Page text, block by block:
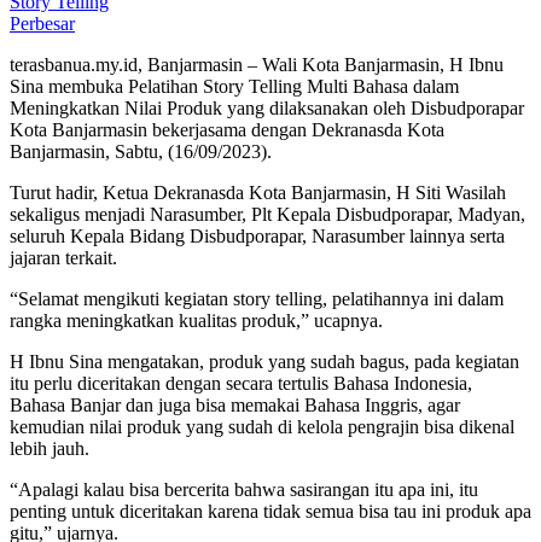
Perbesar
terasbanua.my.id, Banjarmasin – Wali Kota Banjarmasin, H Ibnu
Sina membuka Pelatihan Story Telling Multi Bahasa dalam
Meningkatkan Nilai Produk yang dilaksanakan oleh Disbudporapar
Kota Banjarmasin bekerjasama dengan Dekranasda Kota
Banjarmasin, Sabtu, (16/09/2023).
Turut hadir, Ketua Dekranasda Kota Banjarmasin, H Siti Wasilah
sekaligus menjadi Narasumber, Plt Kepala Disbudporapar, Madyan,
seluruh Kepala Bidang Disbudporapar, Narasumber lainnya serta
jajaran terkait.
“Selamat mengikuti kegiatan story telling, pelatihannya ini dalam
rangka meningkatkan kualitas produk,” ucapnya.
H Ibnu Sina mengatakan, produk yang sudah bagus, pada kegiatan
itu perlu diceritakan dengan secara tertulis Bahasa Indonesia,
Bahasa Banjar dan juga bisa memakai Bahasa Inggris, agar
kemudian nilai produk yang sudah di kelola pengrajin bisa dikenal
lebih jauh.
“Apalagi kalau bisa bercerita bahwa sasirangan itu apa ini, itu
penting untuk diceritakan karena tidak semua bisa tau ini produk apa
gitu,” ujarnya.